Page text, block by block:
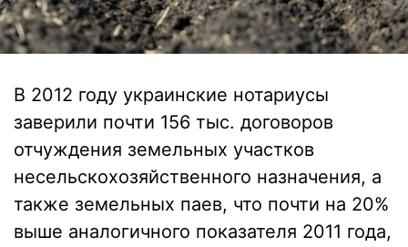
В 2012 году украинские нотариусы
заверили почти 156 тыс. договоров
отчуждения земельных участков
несельскохозяйственного назначения, а
также земельных паев, что почти на 20%
выше аналогичного показателя 2011 года,